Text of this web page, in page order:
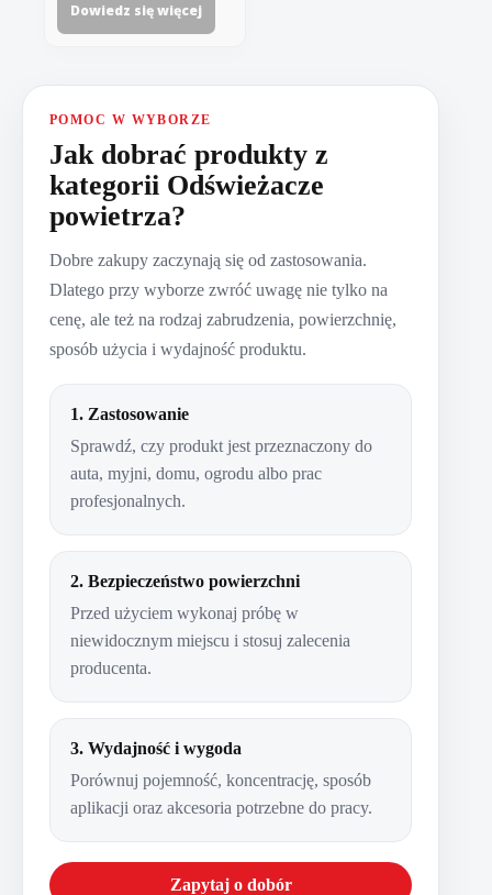
Dowiedz się więcej
POMOC W WYBORZE
Jak dobrać produkty z
kategorii Odświeżacze
powietrza?
Dobre zakupy zaczynają się od zastosowania.
Dlatego przy wyborze zwróć uwagę nie tylko na
cenę, ale też na rodzaj zabrudzenia, powierzchnię,
sposób użycia i wydajność produktu.
1. Zastosowanie
Sprawdź, czy produkt jest przeznaczony do
auta, myjni, domu, ogrodu albo prac
profesjonalnych.
2. Bezpieczeństwo powierzchni
Przed użyciem wykonaj próbę w
niewidocznym miejscu i stosuj zalecenia
producenta.
3. Wydajność i wygoda
Porównuj pojemność, koncentrację, sposób
aplikacji oraz akcesoria potrzebne do pracy.
Zapytaj o dobór